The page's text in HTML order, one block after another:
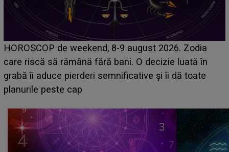
Emanuel a ținut ACEST DETALIU ASCUNS până
acum! În fața Alexandrei, concurentul din Casa Iubirii
face o MĂRTURISIRE NEAȘTEPTATĂ despre mama
sa: "I-am spus și ei în față, eu nu te iubesc pentru